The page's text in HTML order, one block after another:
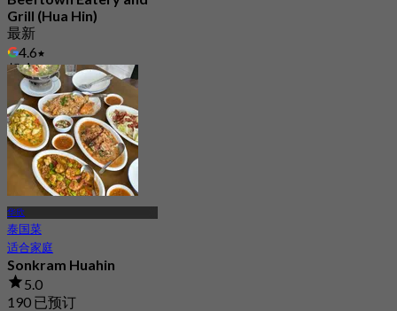
Grill (Hua Hin)
最新
4.6
起฿ 745
华欣
泰国菜
适合家庭
Sonkram Huahin
5.0
190 已预订